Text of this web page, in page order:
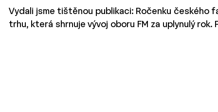
Vydali jsme tištěnou publikaci: Ročenku českého
trhu, která shrnuje vývoj oboru FM za uplynulý